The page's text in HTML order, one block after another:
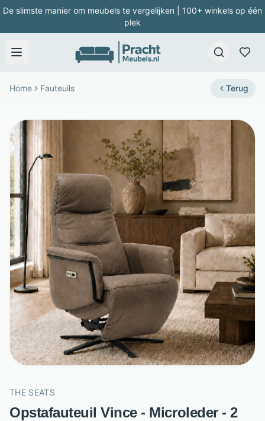
De slimste manier om meubels te vergelijken | 100+ winkels op één
plek
Home Fauteuils Terug
THE SEATS
Opstafauteuil Vince - Microleder - 2